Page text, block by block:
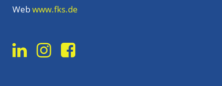
Webwww.fks.de